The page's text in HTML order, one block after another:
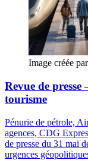
Image créée
Revue de
tourisme
Pénurie de pétrole,
agences, CDG
de presse du 31 mai
urgences